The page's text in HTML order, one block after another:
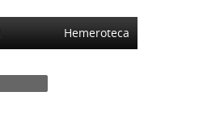
Hemeroteca